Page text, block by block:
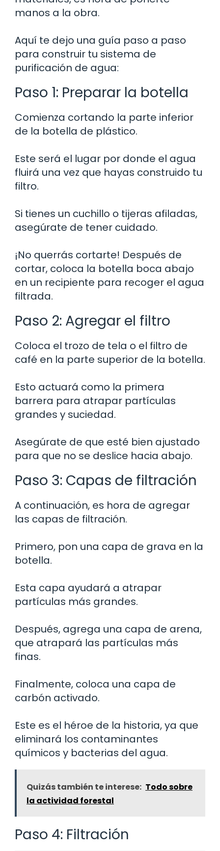
manos a la obra.
Aquí te dejo una guía paso a paso
para construir tu sistema de
purificación de agua:
Paso 1: Preparar la botella
Comienza cortando la parte inferior
de la botella de plástico.
Este será el lugar por donde el agua
fluirá una vez que hayas construido tu
filtro.
Si tienes un cuchillo o tijeras afiladas,
asegúrate de tener cuidado.
¡No querrás cortarte! Después de
cortar, coloca la botella boca abajo
en un recipiente para recoger el agua
filtrada.
Paso 2: Agregar el filtro
Coloca el trozo de tela o el filtro de
café en la parte superior de la botella.
Esto actuará como la primera
barrera para atrapar partículas
grandes y suciedad.
Asegúrate de que esté bien ajustado
para que no se deslice hacia abajo.
Paso 3: Capas de filtración
A continuación, es hora de agregar
las capas de filtración.
Primero, pon una capa de grava en la
botella.
Esta capa ayudará a atrapar
partículas más grandes.
Después, agrega una capa de arena,
que atrapará las partículas más
finas.
Finalmente, coloca una capa de
carbón activado.
Este es el héroe de la historia, ya que
eliminará los contaminantes
químicos y bacterias del agua.
Quizás también te interese: Todo sobre
la actividad forestal
Paso 4: Filtración